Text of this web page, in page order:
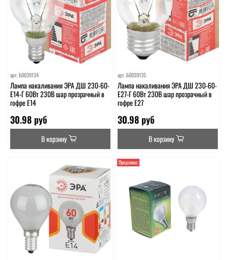
арт.Б0039134
Лампа накаливания ЭРА ДШ 230-60-
E14-Г 60Вт 230В шар прозрачный в
гофре E14
30.98 руб
В корзину
арт. Б0039135
Лампа накаливания ЭРА ДШ 230-60-
E27-Г 60Вт 230В шар прозрачный в
гофре E27
30.98 руб
В корзину
Предзаказ